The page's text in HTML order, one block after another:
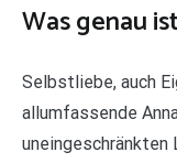
Was genau
Selbstliebe, auch
allumfassende